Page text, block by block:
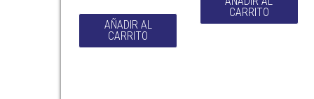
AÑADIR AL
CARRITO
CARRITO